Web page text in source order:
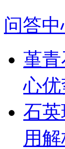
问答
堇
心
石
用